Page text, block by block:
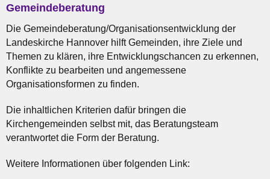
Gemeindeberatung
Die Gemeindeberatung/Organisationsentwicklung der
Landeskirche Hannover hilft Gemeinden, ihre Ziele und
Themen zu klären, ihre Entwicklungschancen zu erkennen,
Konflikte zu bearbeiten und angemessene
Organisationsformen zu finden.
Die inhaltlichen Kriterien dafür bringen die
Kirchengemeinden selbst mit, das Beratungsteam
verantwortet die Form der Beratung.
Weitere Informationen über folgenden Link: